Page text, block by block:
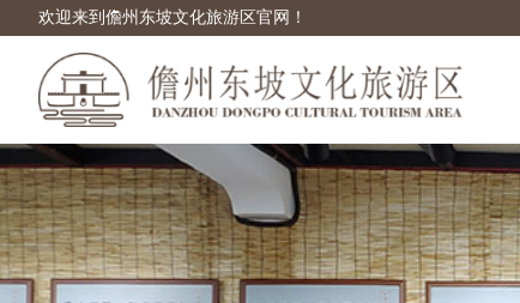
欢迎来到儋州东坡文化旅游区官网！